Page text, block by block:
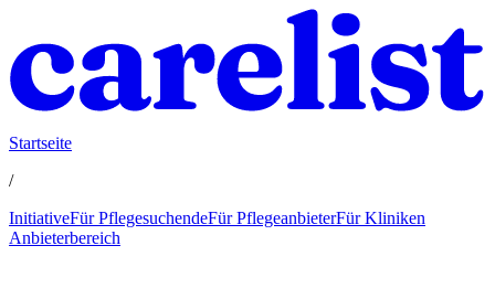
Startseite
/
InitiativeFür PflegesuchendeFür PflegeanbieterFür Kliniken
Anbieterbereich